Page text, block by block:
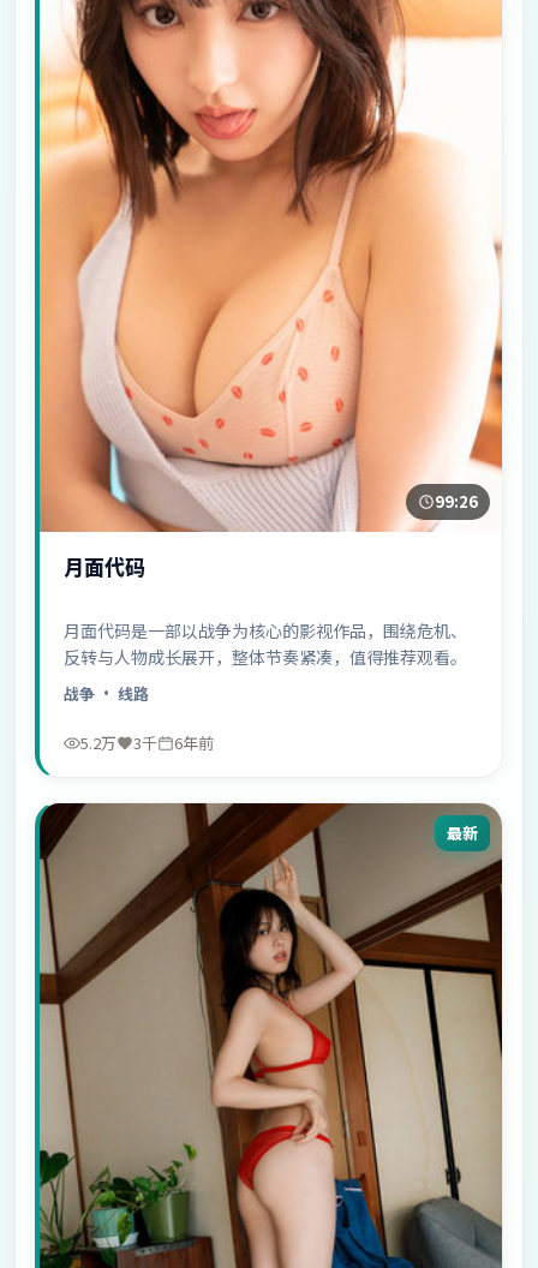
99:26
月面代码
月面代码是一部以战争为核心的影视作品，围绕危机、
反转与人物成长展开，整体节奏紧凑，值得推荐观看。
战争 · 线路
5.2万 3千 6年前
最新